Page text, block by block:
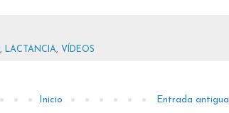
, LACTANCIA, VÍDEOS
Entrada antigua
Inicio